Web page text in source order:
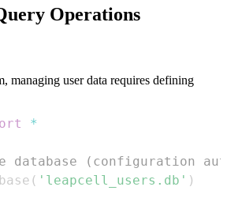
Operations
managing user data requires defining
*
database (configuration
( 'leapcell_users.db' )